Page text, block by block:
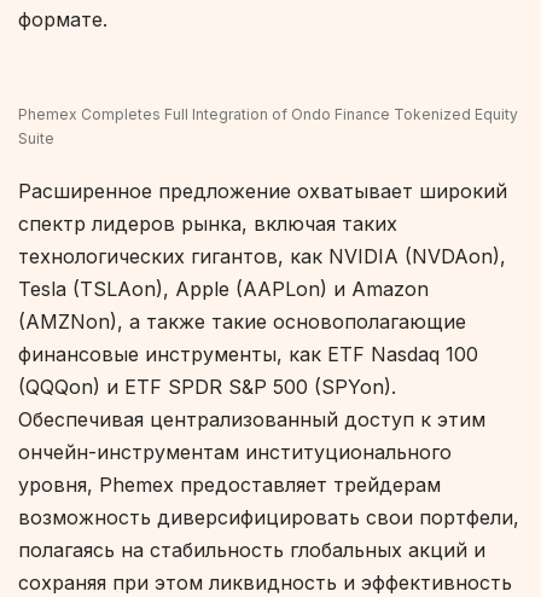
формате.
Phemex Completes Full Integration of Ondo Finance Tokenized Equity
Suite
Расширенное предложение охватывает широкий
спектр лидеров рынка, включая таких
технологических гигантов, как NVIDIA (NVDAon),
Tesla (TSLAon), Apple (AAPLon) и Amazon
(AMZNon), а также такие основополагающие
финансовые инструменты, как ETF Nasdaq 100
(QQQon) и ETF SPDR S&P 500 (SPYon).
Обеспечивая централизованный доступ к этим
ончейн-инструментам институционального
уровня, Phemex предоставляет трейдерам
возможность диверсифицировать свои портфели,
полагаясь на стабильность глобальных акций и
сохраняя при этом ликвидность и эффективность